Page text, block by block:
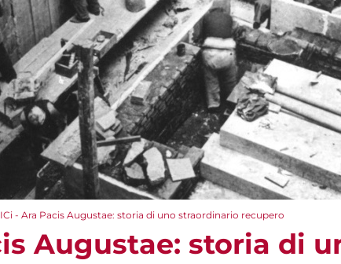
- Ara Pacis Augustae: storia di uno straordinario recupero
Augustae: storia di